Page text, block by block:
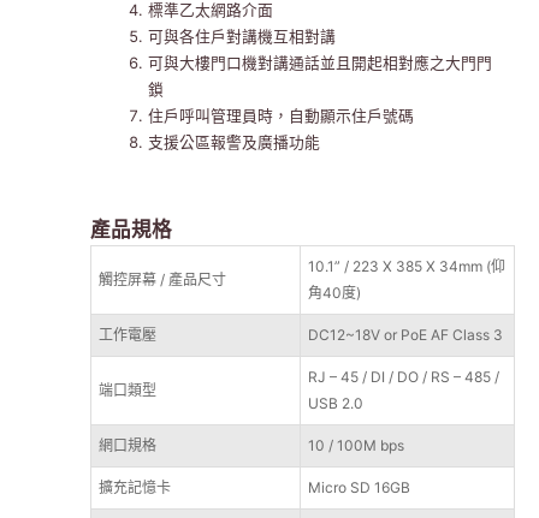
標準乙太網路介面
可與各住戶對講機互相對講
可與大樓門口機對講通話並且開起相對應之大門門
鎖
住戶呼叫管理員時，自動顯示住戶號碼
支援公區報警及廣播功能
產品規格
觸控屏幕 / 產品尺寸
10.1” / 223 X 385 X 34mm (仰
角40度)
工作電壓 DC12~18V or PoE AF Class 3
端口類型
RJ – 45 / DI / DO / RS – 485 /
USB 2.0
網口規格 10 / 100M bps
擴充記憶卡 Micro SD 16GB